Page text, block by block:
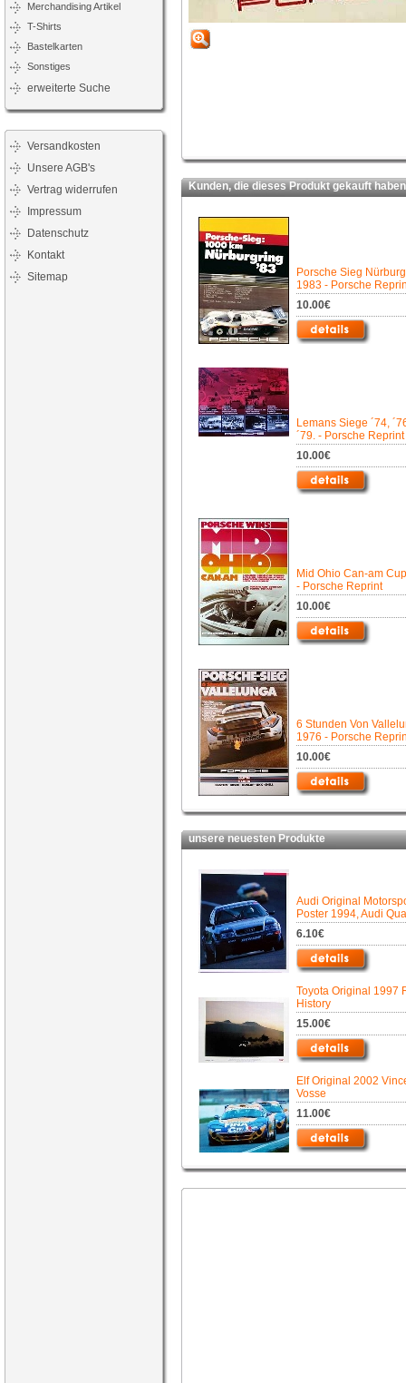
Merchandising Artikel
T-Shirts
Bastelkarten
Sonstiges
erweiterte Suche
Versandkosten
Unsere AGB's
Vertrag widerrufen
Impressum
Datenschutz
Kontakt
Sitemap
Kunden, die dieses Produkt gekauft
Porsche Sieg
1983 - Porsche
10.00€
Lemans Siege ´74,
´79. - Porsche Reprint
10.00€
Mid Ohio Can-am
- Porsche Reprint
10.00€
6 Stunden Von
1976 - Porsche
10.00€
unsere neuesten Produkte
Audi Original
Poster 1994, Audi
6.10€
Toyota Original 1997
History
15.00€
Elf Original 2002
Vosse
11.00€